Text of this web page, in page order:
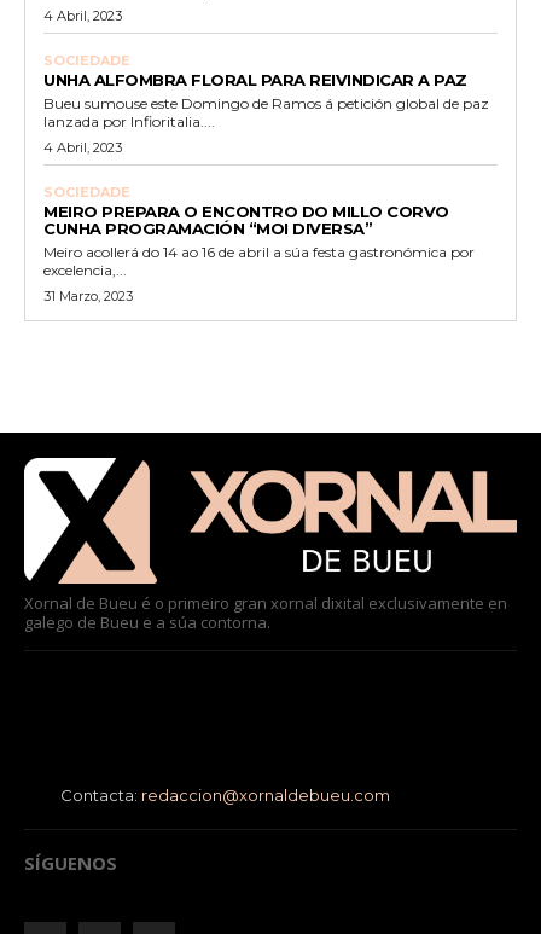
4 Abril, 2023
SOCIEDADE
UNHA ALFOMBRA FLORAL PARA REIVINDICAR A PAZ
Bueu sumouse este Domingo de Ramos á petición global de paz
lanzada por Infioritalia....
4 Abril, 2023
SOCIEDADE
MEIRO PREPARA O ENCONTRO DO MILLO CORVO
CUNHA PROGRAMACIÓN “MOI DIVERSA”
Meiro acollerá do 14 ao 16 de abril a súa festa gastronómica por
excelencia,...
31 Marzo, 2023
Xornal de Bueu é o primeiro gran xornal dixital exclusivamente en
galego de Bueu e a súa contorna.
Contacta: redaccion@xornaldebueu.com
SÍGUENOS